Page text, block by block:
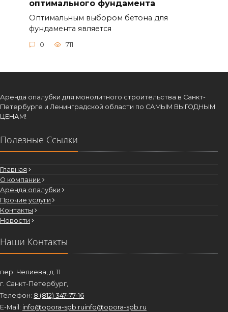
оптимального фундамента
Оптимальным выбором бетона для
фундамента является
0 711
Аренда опалубки для монолитного строительства в Санкт-
Петербурге и Ленинградской области по САМЫМ ВЫГОДНЫМ
ЦЕНАМ!
Полезные Ссылки
Главная
О компании
Аренда опалубки
Прочие услуги
Контакты
Новости
Наши Контакты
пер. Челиева, д. 11
г. Санкт-Петербург,
Телефон: 8 (812) 347-77-16
E-Mail: info@opora-spb.ruinfo@opora-spb.ru